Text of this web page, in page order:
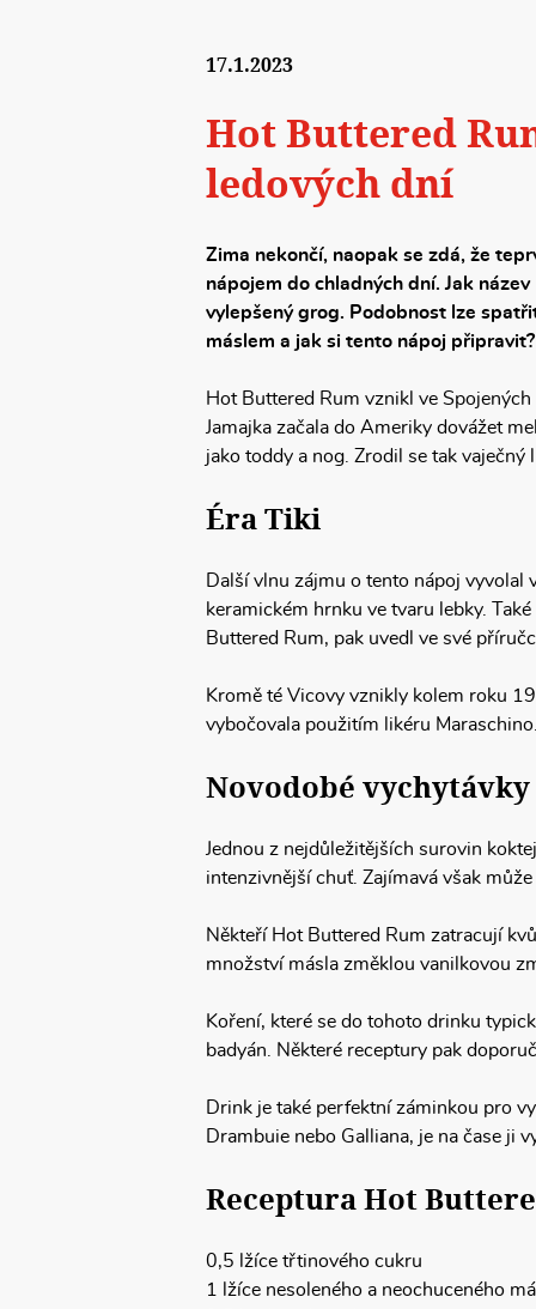
17.1.2023
Hot Buttered
ledových dní
Zima nekončí, naopak se zdá, že
nápojem do chladných dní. Jak
vylepšený grog. Podobnost lze
máslem a jak si tento nápoj
Hot Buttered Rum vznikl ve
Jamajka začala do Ameriky dovážet
jako toddy a nog. Zrodil se tak
Éra Tiki
Další vlnu zájmu o tento nápoj
keramickém hrnku ve tvaru lebky.
Buttered Rum, pak uvedl ve své
Kromě té Vicovy vznikly kolem roku
vybočovala použitím likéru
Novodobé vychytávky
Jednou z nejdůležitějších surovin
intenzivnější chuť. Zajímavá však
Někteří Hot Buttered Rum zatracují
množství másla změklou vanilkovou
Koření, které se do tohoto drinku
badyán. Některé receptury pak
Drink je také perfektní záminkou pro
Drambuie nebo Galliana, je na čase ji
Receptura Hot
0,5 lžíce třtinového cukru
1 lžíce nesoleného a neochuceného